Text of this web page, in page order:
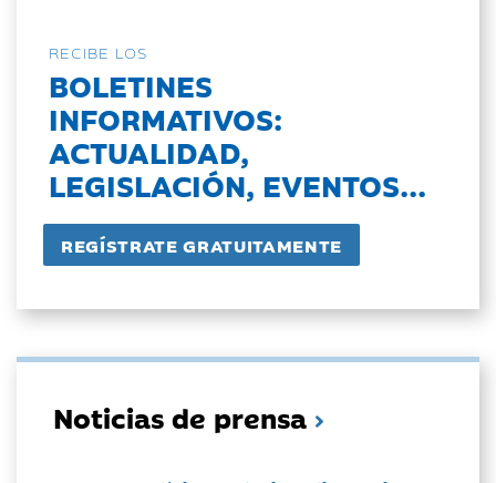
RECIBE LOS
BOLETINES
INFORMATIVOS:
ACTUALIDAD,
LEGISLACIÓN, EVENTOS...
Noticias de prensa